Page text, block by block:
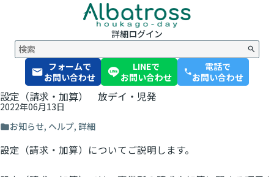
詳細ログイン
フォームで
お問い合わせ
LINEで
お問い合わせ
phone
電話で
お問い合わせ
設定（請求・加算） 放デイ・児発
2022年06月13日
お知らせ, ヘルプ, 詳細
設定（請求・加算）についてご説明します。